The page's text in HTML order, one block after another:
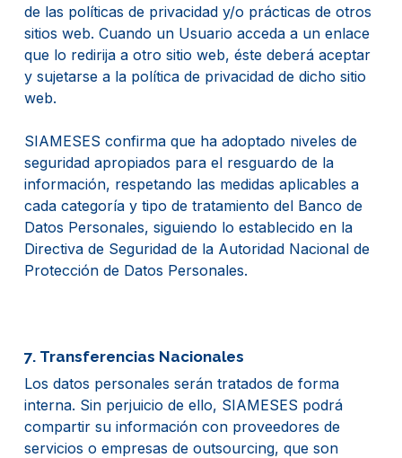
de las políticas de privacidad y/o prácticas de otros
sitios web. Cuando un Usuario acceda a un enlace
que lo redirija a otro sitio web, éste deberá aceptar
y sujetarse a la política de privacidad de dicho sitio
web.
SIAMESES confirma que ha adoptado niveles de
seguridad apropiados para el resguardo de la
información, respetando las medidas aplicables a
cada categoría y tipo de tratamiento del Banco de
Datos Personales, siguiendo lo establecido en la
Directiva de Seguridad de la Autoridad Nacional de
Protección de Datos Personales.
7. Transferencias Nacionales
Los datos personales serán tratados de forma
interna. Sin perjuicio de ello, SIAMESES podrá
compartir su información con proveedores de
servicios o empresas de outsourcing, que son